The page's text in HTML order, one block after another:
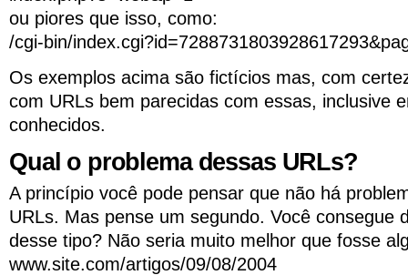
ou piores que isso, como:
/cgi-bin/
Os exemplos acima são fictícios mas, com
com URLs bem parecidas com essas, inclusive
conhecidos.
Qual o problema dessas URLs?
A princípio você pode pensar que não há
URLs. Mas pense um segundo. Você consegue
desse tipo? Não seria muito melhor que fosse
www.site.com/artigos/09/08/2004